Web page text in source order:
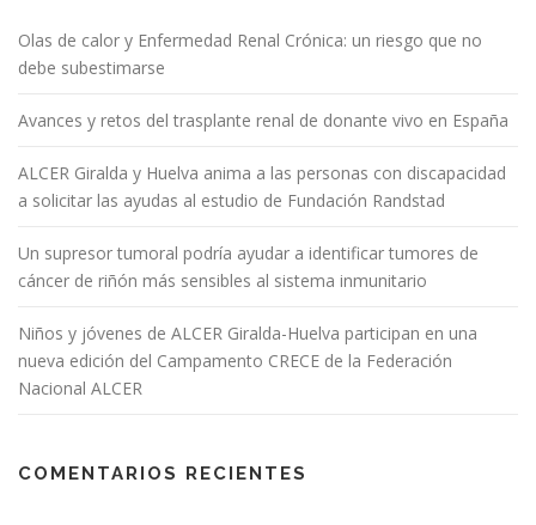
Olas de calor y Enfermedad Renal Crónica: un riesgo que no
debe subestimarse
Avances y retos del trasplante renal de donante vivo en España
ALCER Giralda y Huelva anima a las personas con discapacidad
a solicitar las ayudas al estudio de Fundación Randstad
Un supresor tumoral podría ayudar a identificar tumores de
cáncer de riñón más sensibles al sistema inmunitario
Niños y jóvenes de ALCER Giralda-Huelva participan en una
nueva edición del Campamento CRECE de la Federación
Nacional ALCER
COMENTARIOS RECIENTES